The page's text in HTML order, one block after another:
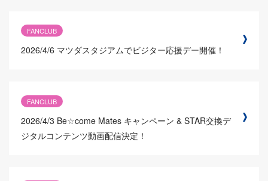
FANCLUB
2026/4/6 マツダスタジアムでビジター応援デー開催！
FANCLUB
2026/4/3 Be☆come Mates キャンペーン & STAR交換デ
ジタルコンテンツ動画配信決定！